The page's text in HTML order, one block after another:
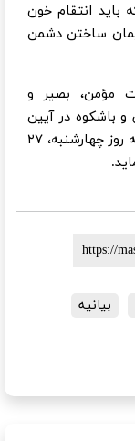
باید انتقام خون
ساختن دشمن
مؤمن، بصیر و
باشکوه در آیین
تشییع پیکرهای مطهر این شهدای گرانقدر که روز چهارشنبه، ۲۷
بیانیه